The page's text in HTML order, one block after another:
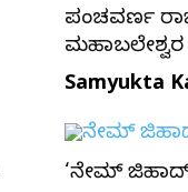
ಪಂಚವರ್ಣ
Samyukta
‘ನೇಮ್